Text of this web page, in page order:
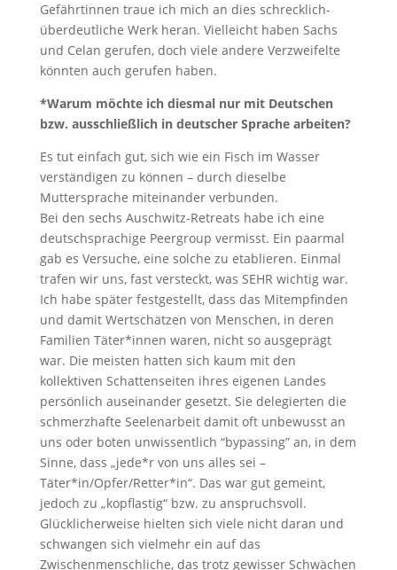
Gefährtinnen traue ich mich an dies schrecklich-
überdeutliche Werk heran. Vielleicht haben Sachs
und Celan gerufen, doch viele andere Verzweifelte
könnten auch gerufen haben.
*Warum möchte ich diesmal nur mit Deutschen
bzw. ausschließlich in deutscher Sprache arbeiten?
Es tut einfach gut, sich wie ein Fisch im Wasser
verständigen zu können – durch dieselbe
Muttersprache miteinander verbunden.
Bei den sechs Auschwitz-Retreats habe ich eine
deutschsprachige Peergroup vermisst. Ein paarmal
gab es Versuche, eine solche zu etablieren. Einmal
trafen wir uns, fast versteckt, was SEHR wichtig war.
Ich habe später festgestellt, dass das Mitempfinden
und damit Wertschätzen von Menschen, in deren
Familien Täter*innen waren, nicht so ausgeprägt
war. Die meisten hatten sich kaum mit den
kollektiven Schattenseiten ihres eigenen Landes
persönlich auseinander gesetzt. Sie delegierten die
schmerzhafte Seelenarbeit damit oft unbewusst an
uns oder boten unwissentlich “bypassing” an, in dem
Sinne, dass „jede*r von uns alles sei –
Täter*in/Opfer/Retter*in“. Das war gut gemeint,
jedoch zu „kopflastig“ bzw. zu anspruchsvoll.
Glücklicherweise hielten sich viele nicht daran und
schwangen sich vielmehr ein auf das
Zwischenmenschliche, das trotz gewisser Schwächen